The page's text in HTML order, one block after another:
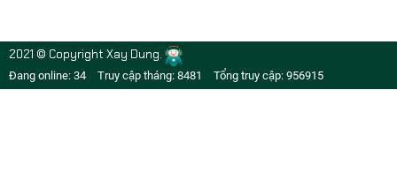
2021 © Copyright Xay Dung.
Đang online: 34 Truy cập tháng: 8481 Tổng truy cập: 956915